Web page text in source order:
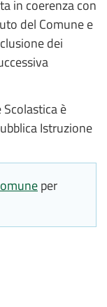
in coerenza con
del Comune e
dei
è
Istruzione
per